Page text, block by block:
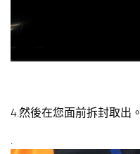
4.然後在您面前拆封取出。
.